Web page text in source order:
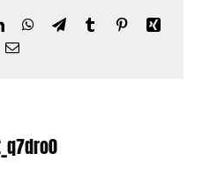
LinkedInWhatsApp
TelegramTumblrPinterestXing
Email